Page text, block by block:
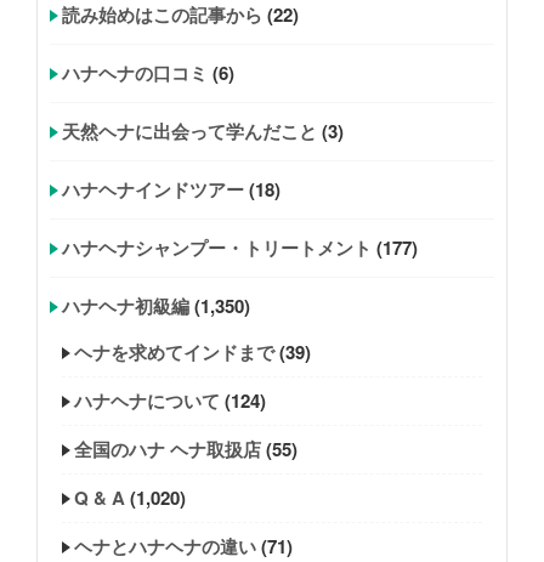
読み始めはこの記事から (22)
ハナヘナの口コミ (6)
天然ヘナに出会って学んだこと (3)
ハナヘナインドツアー(18)
ハナヘナシャンプー・トリートメント (177)
ハナヘナ初級編(1,350)
ヘナを求めてインドまで(39)
ハナヘナについて (124)
全国のハナ ヘナ取扱店(55)
Q & A(1,020)
ヘナとハナヘナの違い(71)